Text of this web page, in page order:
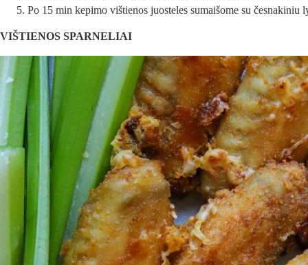
Po 15 min kepimo vištienos juosteles sumaišome su
VIŠTIENOS SPARNELIAI